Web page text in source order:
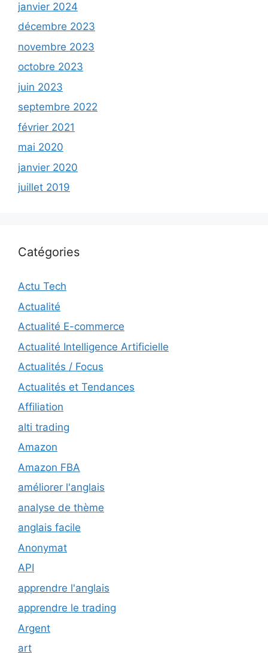
janvier 2024
décembre 2023
novembre 2023
octobre 2023
juin 2023
septembre 2022
février 2021
mai 2020
janvier 2020
juillet 2019
Catégories
Actu Tech
Actualité
Actualité E-commerce
Actualité Intelligence Artificielle
Actualités / Focus
Actualités et Tendances
Affiliation
alti trading
Amazon
Amazon FBA
améliorer l'anglais
analyse de thème
anglais facile
Anonymat
API
apprendre l'anglais
apprendre le trading
Argent
art